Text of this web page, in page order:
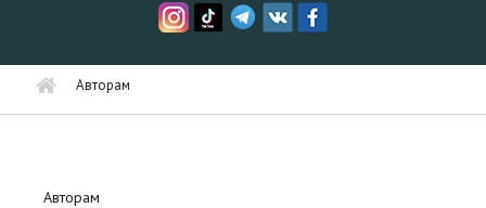
Авторам
Авторам